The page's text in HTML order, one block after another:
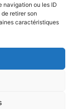
navigation ou les ID
retirer son
caractéristiques